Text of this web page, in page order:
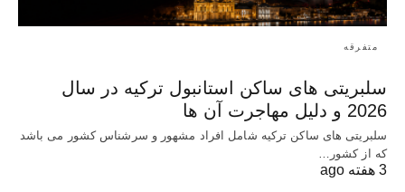
متفرقه
سلبریتی های ساکن استانبول ترکیه در سال
2026 و دلیل مهاجرت آن ها
سلبریتی های ساکن ترکیه شامل افراد مشهور و سرشناس کشور می باشد
که از کشور…
3 هفته ago